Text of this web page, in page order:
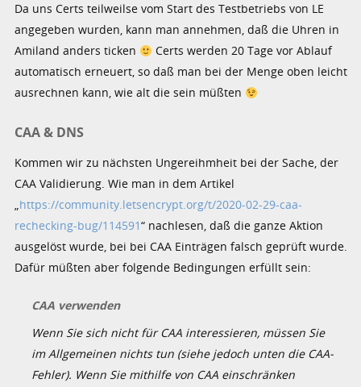
Da uns Certs teilweilse vom Start des Testbetriebs von LE
angegeben wurden, kann man annehmen, daß die Uhren in
Amiland anders ticken
Certs werden 20 Tage vor Ablauf
automatisch erneuert, so daß man bei der Menge oben leicht
ausrechnen kann, wie alt die sein müßten
CAA & DNS
Kommen wir zu nächsten Ungereihmheit bei der Sache, der
CAA Validierung. Wie man in dem Artikel
„https://community.letsencrypt.org/t/2020-02-29-caa-
rechecking-bug/114591“ nachlesen, daß die ganze Aktion
ausgelöst wurde, bei bei CAA Einträgen falsch geprüft wurde.
Dafür müßten aber folgende Bedingungen erfüllt sein:
CAA verwenden
Wenn Sie sich nicht für CAA interessieren, müssen Sie
im Allgemeinen nichts tun (siehe jedoch unten die CAA-
Fehler). Wenn Sie mithilfe von CAA einschränken